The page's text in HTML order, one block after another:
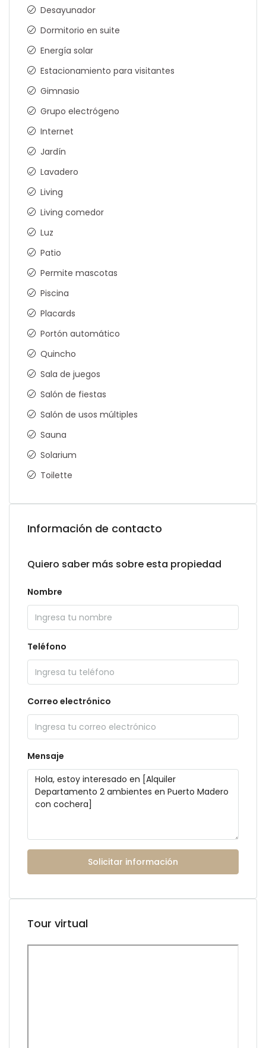
Desayunador
Dormitorio en suite
Energía solar
Estacionamiento para visitantes
Gimnasio
Grupo electrógeno
Internet
Jardín
Lavadero
Living
Living comedor
Luz
Patio
Permite mascotas
Piscina
Placards
Portón automático
Quincho
Sala de juegos
Salón de fiestas
Salón de usos múltiples
Sauna
Solarium
Toilette
Información de contacto
Quiero saber más sobre esta propiedad
Nombre
Teléfono
Correo electrónico
Mensaje
Solicitar información
Tour virtual